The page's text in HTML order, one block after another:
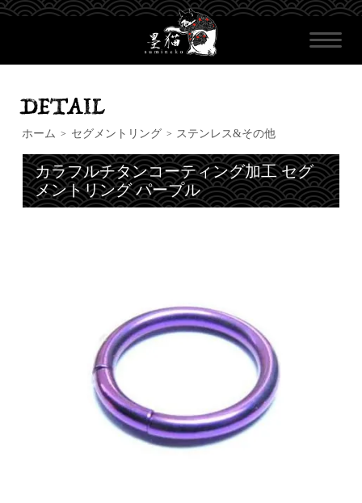
ホーム > セグメントリング > ステンレス&その他
カラフルチタンコーティング加工 セグ
メントリング パープル